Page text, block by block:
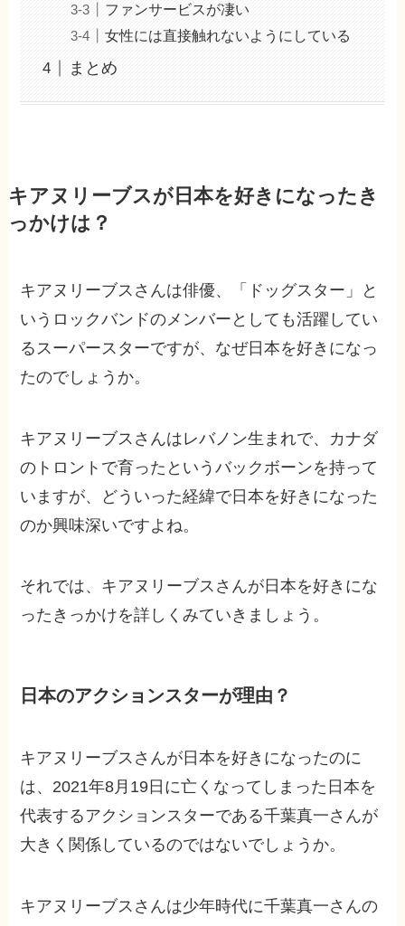
ファンサービスが凄い
女性には直接触れないようにしている
まとめ
キアヌリーブスが日本を好きになったき
っかけは？
キアヌリーブスさんは俳優、「ドッグスター」と
いうロックバンドのメンバーとしても活躍してい
るスーパースターですが、なぜ日本を好きになっ
たのでしょうか。
キアヌリーブスさんはレバノン生まれで、カナダ
のトロントで育ったというバックボーンを持って
いますが、どういった経緯で日本を好きになった
のか興味深いですよね。
それでは、キアヌリーブスさんが日本を好きにな
ったきっかけを詳しくみていきましょう。
日本のアクションスターが理由？
キアヌリーブスさんが日本を好きになったのに
は、2021年8月19日に亡くなってしまった日本を
代表するアクションスターである千葉真一さんが
大きく関係しているのではないでしょうか。
キアヌリーブスさんは少年時代に千葉真一さんの